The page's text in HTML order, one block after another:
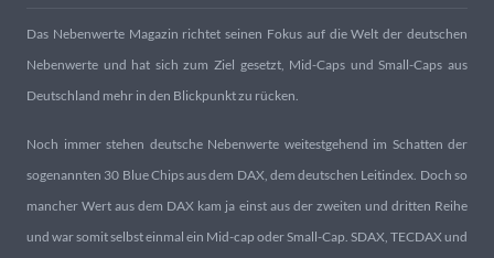
Das Nebenwerte Magazin richtet seinen Fokus auf die Welt der deutschen
Nebenwerte und hat sich zum Ziel gesetzt, Mid-Caps und Small-Caps aus
Deutschland mehr in den Blickpunkt zu rücken.
Noch immer stehen deutsche Nebenwerte weitestgehend im Schatten der
sogenannten 30 Blue Chips aus dem DAX, dem deutschen Leitindex. Doch so
mancher Wert aus dem DAX kam ja einst aus der zweiten und dritten Reihe
und war somit selbst einmal ein Mid-cap oder Small-Cap. SDAX, TECDAX und